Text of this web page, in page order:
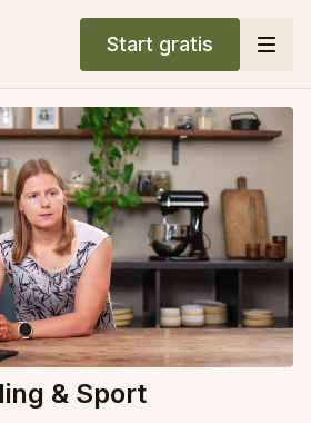
Start gratis
& Sport